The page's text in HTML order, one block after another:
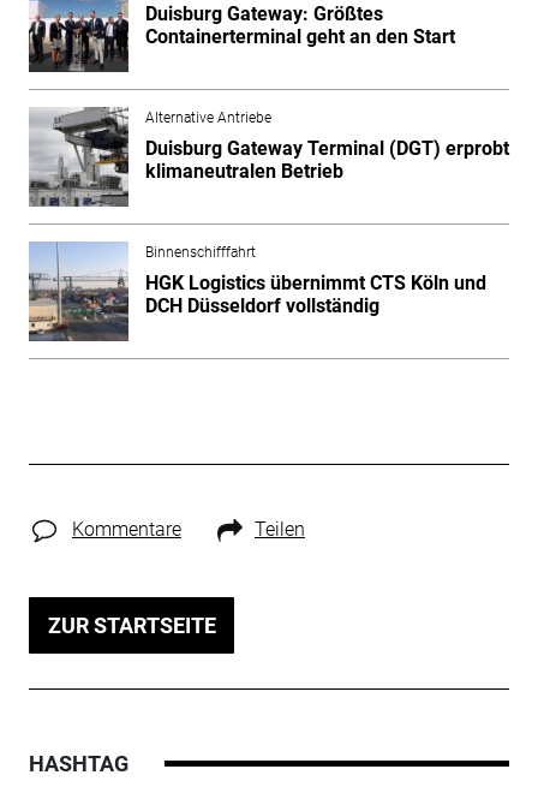
Duisburg Gateway: Größtes
Containerterminal geht an den Start
Alternative Antriebe
Duisburg Gateway Terminal (DGT) erprobt
klimaneutralen Betrieb
Binnenschifffahrt
HGK Logistics übernimmt CTS Köln und
DCH Düsseldorf vollständig
Kommentare Teilen
ZUR STARTSEITE
HASHTAG